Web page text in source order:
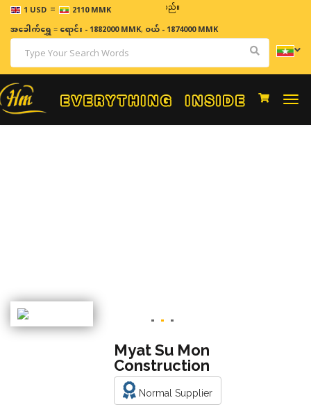
1 USD = 2110 MMK
အခေါက်ရွှေ=ရောင်း - 1882000 MMK, ဝယ် - 1874000 MMK
Myat Su Mon
Construction
Normal Supplier